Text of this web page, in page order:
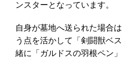
ンスターとなっています。
自身が墓地へ送られた場合
う点を活かして「剣闘獣ベ
緒に「ガルドスの羽根ペン